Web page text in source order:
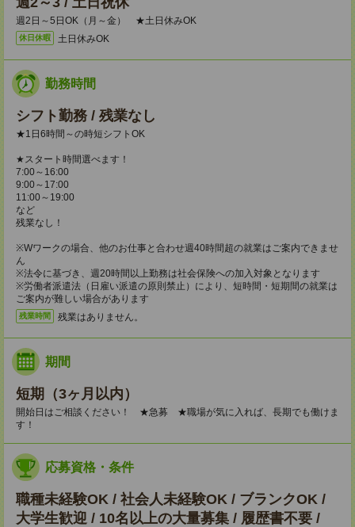
週2日～5日OK（月～金） ★土日休みOK
休日休暇 土日休みOK
勤務時間
シフト勤務 / 残業なし
★1日6時間～の時短シフトOK
★スタート時間選べます！
7:00～16:00
9:00～17:00
11:00～19:00
など
残業なし！
※Wワークの場合、他のお仕事と合わせ週40時間超の就業はご案内できませ
ん
※法令に基づき、週20時間以上勤務は社会保険への加入対象となります
※労働者派遣法（日雇い派遣の原則禁止）により、短時間・短期間の就業は
ご案内が難しい場合があります
残業時間 残業はありません。
期間
短期（3ヶ月以内）
開始日はご相談ください！ ★急募 ★職場が気に入れば、長期でも働けま
す！
応募資格・条件
職種未経験OK / 社会人未経験OK / ブランクOK /
大学生歓迎 / 10名以上の大量募集 / 履歴書不要 /